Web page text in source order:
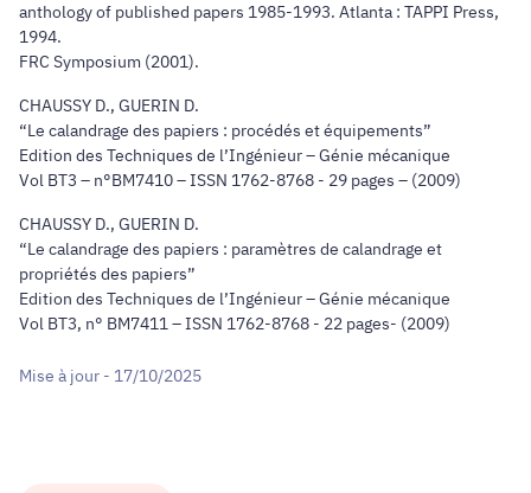
anthology of published papers 1985-1993. Atlanta : TAPPI Press,
1994.
FRC Symposium (2001).
CHAUSSY D., GUERIN D.
“Le calandrage des papiers : procédés et équipements”
Edition des Techniques de l’Ingénieur – Génie mécanique
Vol BT3 – n°BM7410 – ISSN 1762-8768 - 29 pages – (2009)
CHAUSSY D., GUERIN D.
“Le calandrage des papiers : paramètres de calandrage et
propriétés des papiers”
Edition des Techniques de l’Ingénieur – Génie mécanique
Vol BT3, n° BM7411 – ISSN 1762-8768 - 22 pages- (2009)
Mise à jour - 17/10/2025